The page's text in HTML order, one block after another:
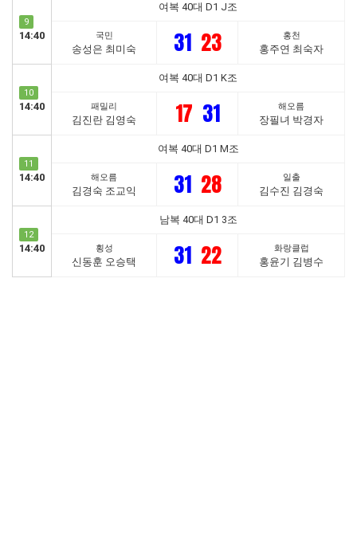
9
14:40
여복 40대 D1 J조
국민
송성은 최미숙 31 23 홍천
홍주연 최숙자
10
14:40
여복 40대 D1 K조
패밀리
김진란 김영숙 17 31 해오름
장필녀 박경자
11
14:40
여복 40대 D1 M조
해오름
김경숙 조교익 31 28 일출
김수진 김경숙
12
14:40
남복 40대 D1 3조
횡성
신동훈 오승택 31 22 화랑클럽
홍윤기 김병수